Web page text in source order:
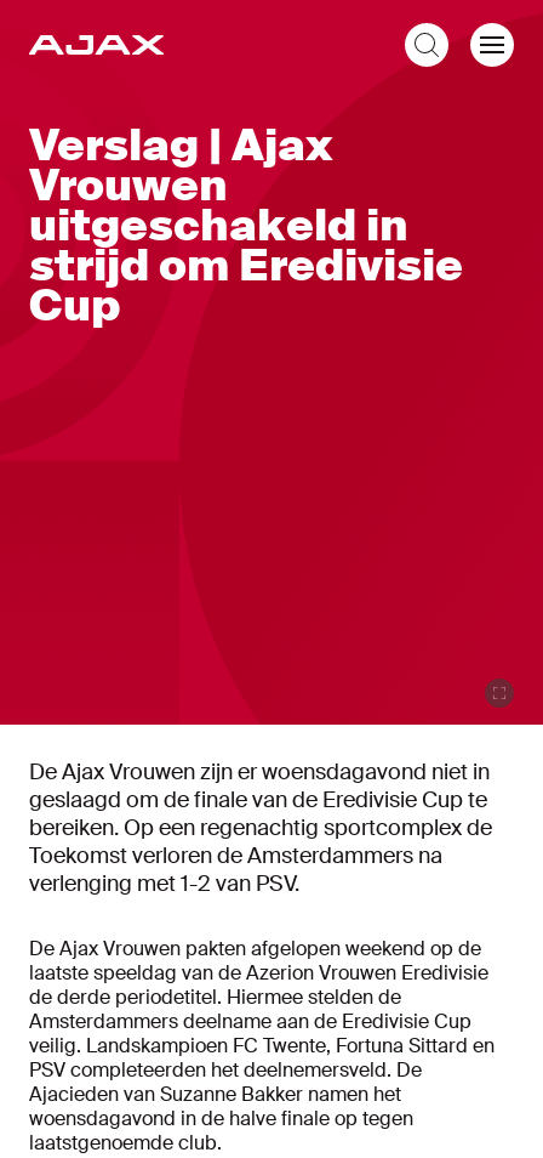
Verslag | Ajax
Vrouwen
uitgeschakeld in
strijd om Eredivisie
Cup
De Ajax Vrouwen zijn er woensdagavond niet in
geslaagd om de finale van de Eredivisie Cup te
bereiken. Op een regenachtig sportcomplex de
Toekomst verloren de Amsterdammers na
verlenging met 1-2 van PSV.
De Ajax Vrouwen pakten afgelopen weekend op de
laatste speeldag van de Azerion Vrouwen Eredivisie
de derde periodetitel. Hiermee stelden de
Amsterdammers deelname aan de Eredivisie Cup
veilig. Landskampioen FC Twente, Fortuna Sittard en
PSV completeerden het deelnemersveld. De
Ajacieden van Suzanne Bakker namen het
woensdagavond in de halve finale op tegen
laatstgenoemde club.